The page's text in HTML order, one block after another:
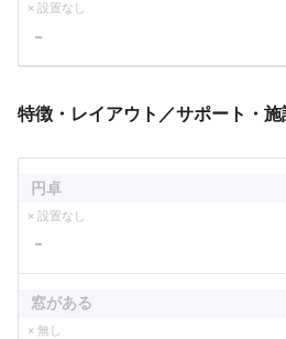
× 設置なし
－
特徴・レイアウト／サポート・
円卓
× 設置なし
－
窓がある
× 無し